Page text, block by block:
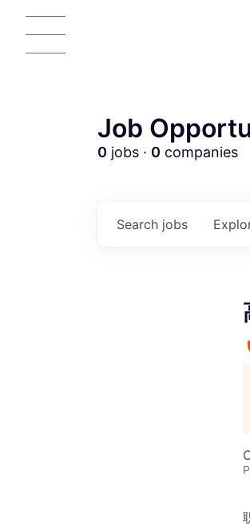
Job
0 jobs · 0 companies
Search jobs